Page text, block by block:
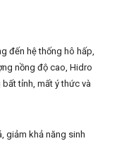
đến hệ thống hô hấp,
nồng độ cao, Hidro
tỉnh, mất ý thức và
giảm khả năng sinh